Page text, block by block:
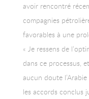
avoir rencontré
compagnies
favorables à une
« Je ressens de
dans ce processus,
aucun doute
les accords conclus